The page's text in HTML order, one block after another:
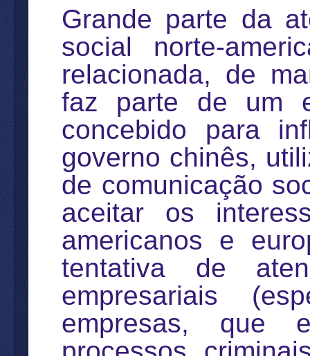
Grande parte da
social norte-
relacionada, de
faz parte de um
concebido para
governo chinês,
de comunicação
aceitar os
americanos e
tentativa de
empresariais
empresas, que